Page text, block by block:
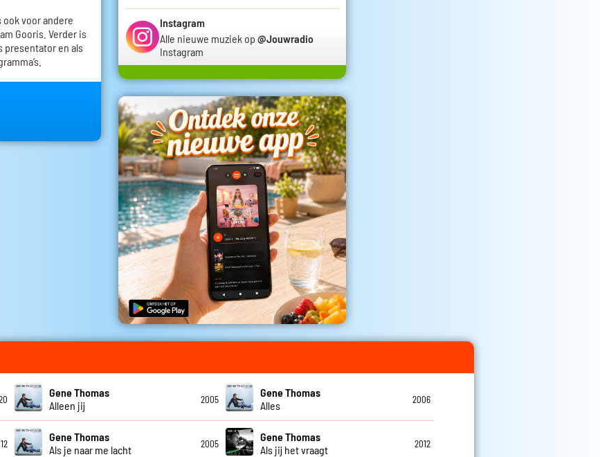
ook voor andere
Gooris. Verder is
presentator en als
Instagram
Alle nieuwe muziek op @Jouwradio
Instagram
Gene Thomas
Alleen jij
2005
Gene Thomas
Alles
2006
Gene Thomas
Als je naar me lacht
2005
Gene Thomas
Als jij het vraagt
2012